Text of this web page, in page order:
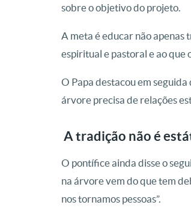
sobre o objetivo do projeto.
A meta é educar não apenas
espiritual e pastoral e ao que
O Papa destacou em
árvore precisa de relações
A tradição não é
O pontífice ainda disse o
na árvore vem do que tem
nos tornamos pessoas”.